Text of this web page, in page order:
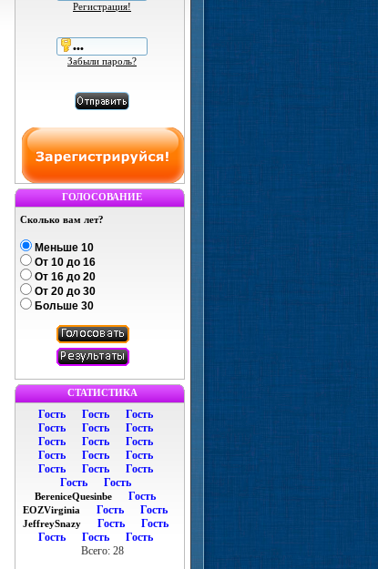
Регистрация!
Забыли пароль?
ГОЛОСОВАНИЕ
Сколько вам лет?
Меньше 10
От 10 до 16
От 16 до 20
От 20 до 30
Больше 30
СТАТИСТИКА
Гость Гость
Гость
Гость
Гость
Гость
Гость
Гость
Гость
Гость
Гость
Гость
Гость
Гость
Гость
Гость
Гость
BereniceQuesinbe Гость
EOZVirginia Гость Гость
JeffreySnazy Гость
Гость
Гость
Гость
Гость
Всего: 28